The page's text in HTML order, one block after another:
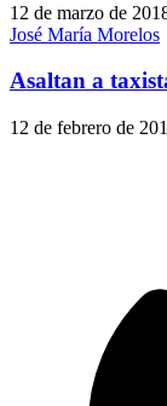
12 de marzo de
José María Morelos
Asaltan a
12 de febrero de